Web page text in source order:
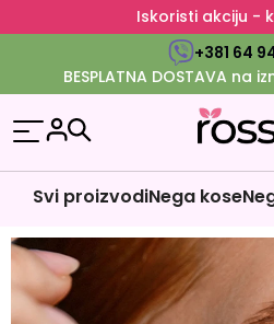
Iskoristi akciju -
+381 64
BESPLATNA DOSTAVA na
Svi proizvodiNega kose